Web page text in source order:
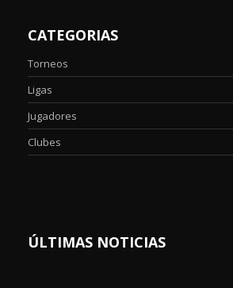
CATEGORIAS
Torneos
Ligas
Jugadores
Clubes
ÚLTIMAS NOTICIAS